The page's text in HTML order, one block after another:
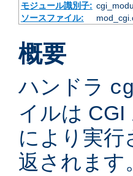
モジュール識別子:
ソースファイル:
概要
ハンドラ
イルは
により実行
返されます